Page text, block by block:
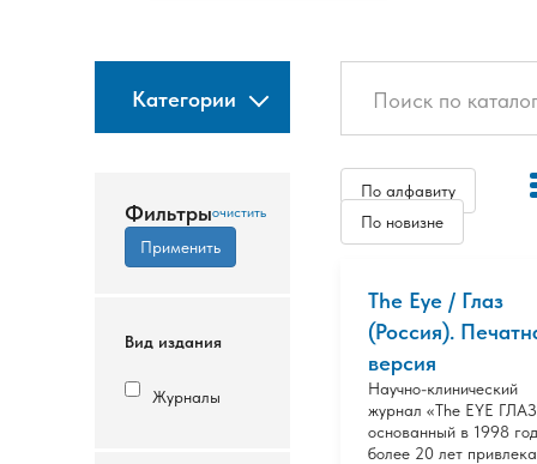
Категории
Фильтры
Вид издания
Журналы
По алфавиту
По новизне
The Eye / Глаз
(Россия).
версия
Научно-клинический
журнал «The EYE
основанный в 1998
более 20 лет